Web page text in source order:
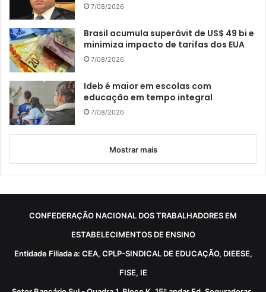
7/08/2026
Brasil acumula superávit de US$ 49 bi e
minimiza impacto de tarifas dos EUA
7/08/2026
Ideb é maior em escolas com
educação em tempo integral
7/08/2026
Mostrar mais
CONFEDERAÇÃO NACIONAL DOS TRABALHADORES EM
ESTABELECIMENTOS DE ENSINO
Entidade Filiada a: CEA, CPLP-SINDICAL DE EDUCAÇÃO, DIEESE,
FISE, IE